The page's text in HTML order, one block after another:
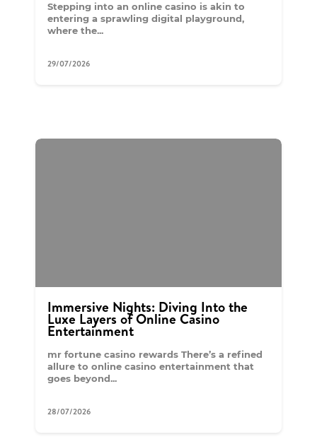
Stepping into an online casino is akin to
entering a sprawling digital playground,
where the...
29/07/2026
Immersive Nights: Diving Into the
Luxe Layers of Online Casino
Entertainment
mr fortune casino rewards There’s a refined
allure to online casino entertainment that
goes beyond...
28/07/2026